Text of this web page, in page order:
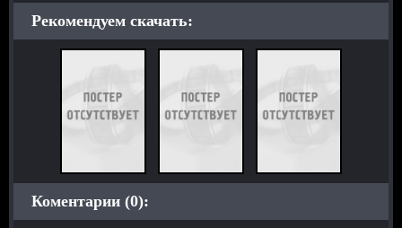
Рекомендуем скачать:
Коментарии (0):